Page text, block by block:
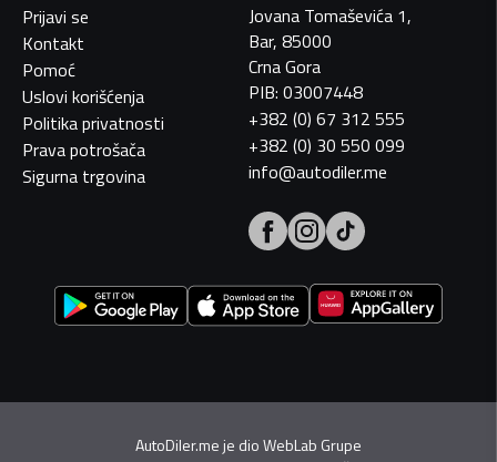
Prijavi se
Kontakt
Pomoć
Uslovi korišćenja
Politika privatnosti
Prava potrošača
Sigurna trgovina
Jovana Tomaševića 1,
Bar, 85000
Crna Gora
PIB: 03007448
+382 (0) 67 312 555
+382 (0) 30 550 099
info@autodiler.me
AutoDiler.me je dioWebLab Grupe